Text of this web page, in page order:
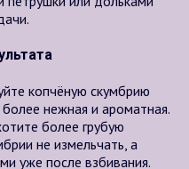
копчёную скумбрию
нежная и ароматная.
более грубую
не измельчать, а
уже после взбивания.